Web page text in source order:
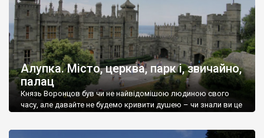
Алупка. Місто, церква, парк і, звичайно,
палац
Князь Воронцов був чи не найвідомішою людиною свого
часу, але давайте не будемо кривити душею – чи знали ви це